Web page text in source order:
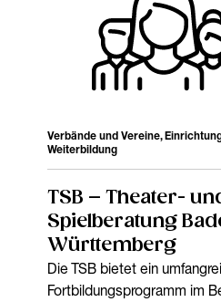
Verbände und Vereine,
Weiterbildung
TSB – Theater-
Spielberatung
Württemberg
Die TSB bietet ein
Fortbildungsprogramm im